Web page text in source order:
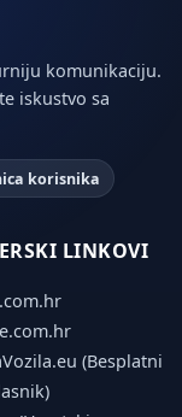
komunikaciju.
iskustvo sa
korisnika
LINKOVI
(Besplatni